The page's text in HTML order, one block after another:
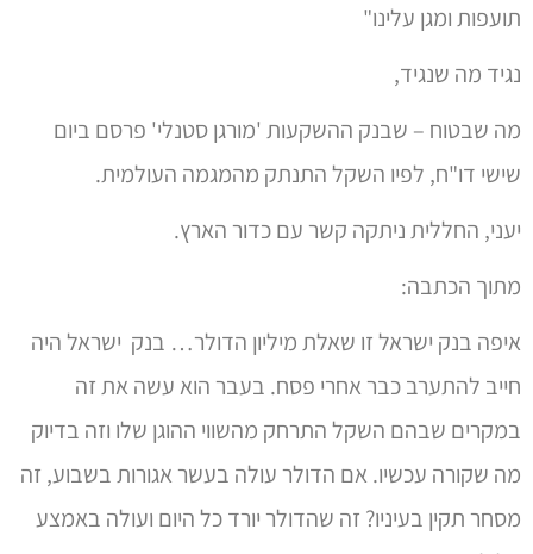
הלילה, זה תקין?"
אז מה נשאר להגיד?
נסתרות הן דרכי הנגיד.
ואולי כל זה בכלל עוד שלב בסדר הכלכלי החדש?
נגיד.